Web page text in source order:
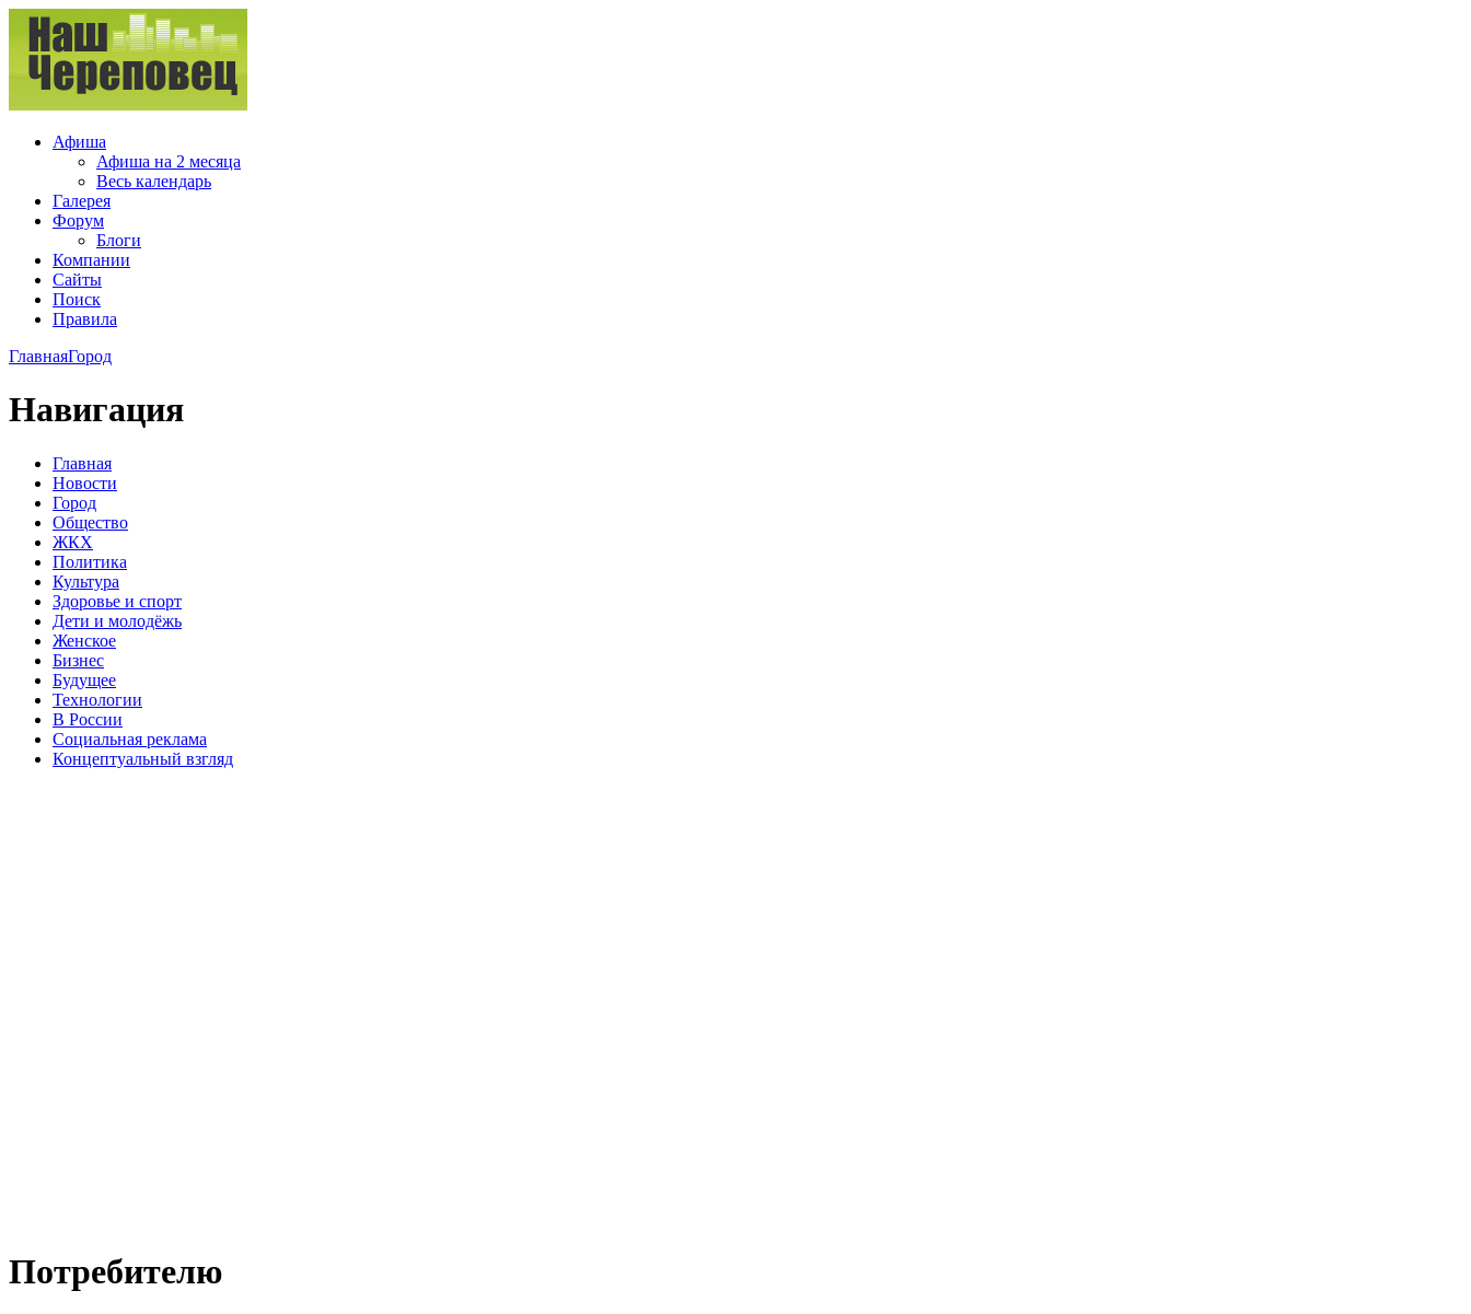
Афиша
Афиша на 2 месяца
Весь календарь
Галерея
Форум
Блоги
Компании
Сайты
Поиск
Правила
ГлавнаяГород
Навигация
Главная
Новости
Город
Общество
ЖКХ
Политика
Культура
Здоровье и спорт
Дети и молодёжь
Женское
Бизнес
Будущее
Технологии
В России
Социальная реклама
Концептуальный взгляд
Потребителю